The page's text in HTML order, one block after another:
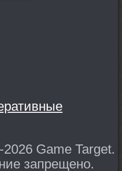
Game Target.
запрещено.